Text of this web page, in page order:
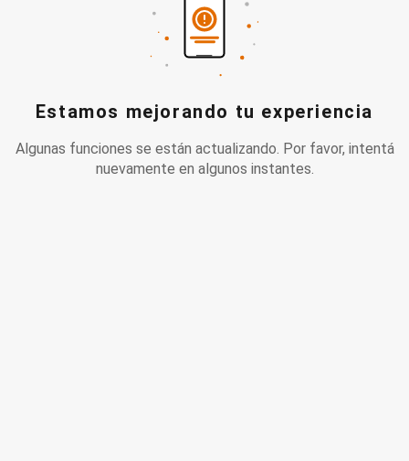
Estamos mejorando tu experiencia
Algunas funciones se están actualizando. Por favor, intentá
nuevamente en algunos instantes.